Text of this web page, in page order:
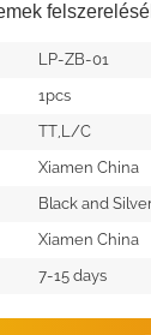
LP-ZB-01
1pcs
TT,L/C
Xiamen China
Black and
Xiamen China
7-15 days